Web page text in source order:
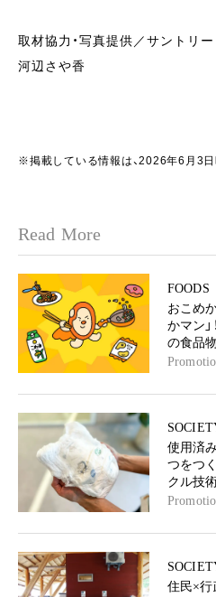
取材協力・写真提供／サントリー
河辺さや香
※掲載している情報は、2026年6月3日
Read More
FOODS
おこめ
かマン
の食品物
使用済
つをつ
クル技術
住民×行